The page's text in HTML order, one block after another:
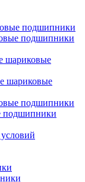
подшипники
подшипники
шариковые
шариковые
подшипники
подшипники